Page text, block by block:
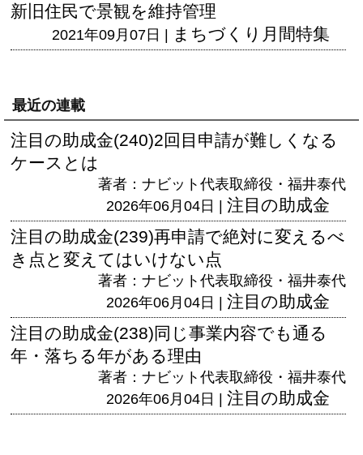
新旧住民で景観を維持管理
2021年09月07日 | まちづくり月間特集
最近の連載
注目の助成金(240)2回目申請が難しくなる
ケースとは
著者：ナビット代表取締役・福井泰代
2026年06月04日 | 注目の助成金
注目の助成金(239)再申請で絶対に変えるべ
き点と変えてはいけない点
著者：ナビット代表取締役・福井泰代
2026年06月04日 | 注目の助成金
注目の助成金(238)同じ事業内容でも通る
年・落ちる年がある理由
著者：ナビット代表取締役・福井泰代
2026年06月04日 | 注目の助成金